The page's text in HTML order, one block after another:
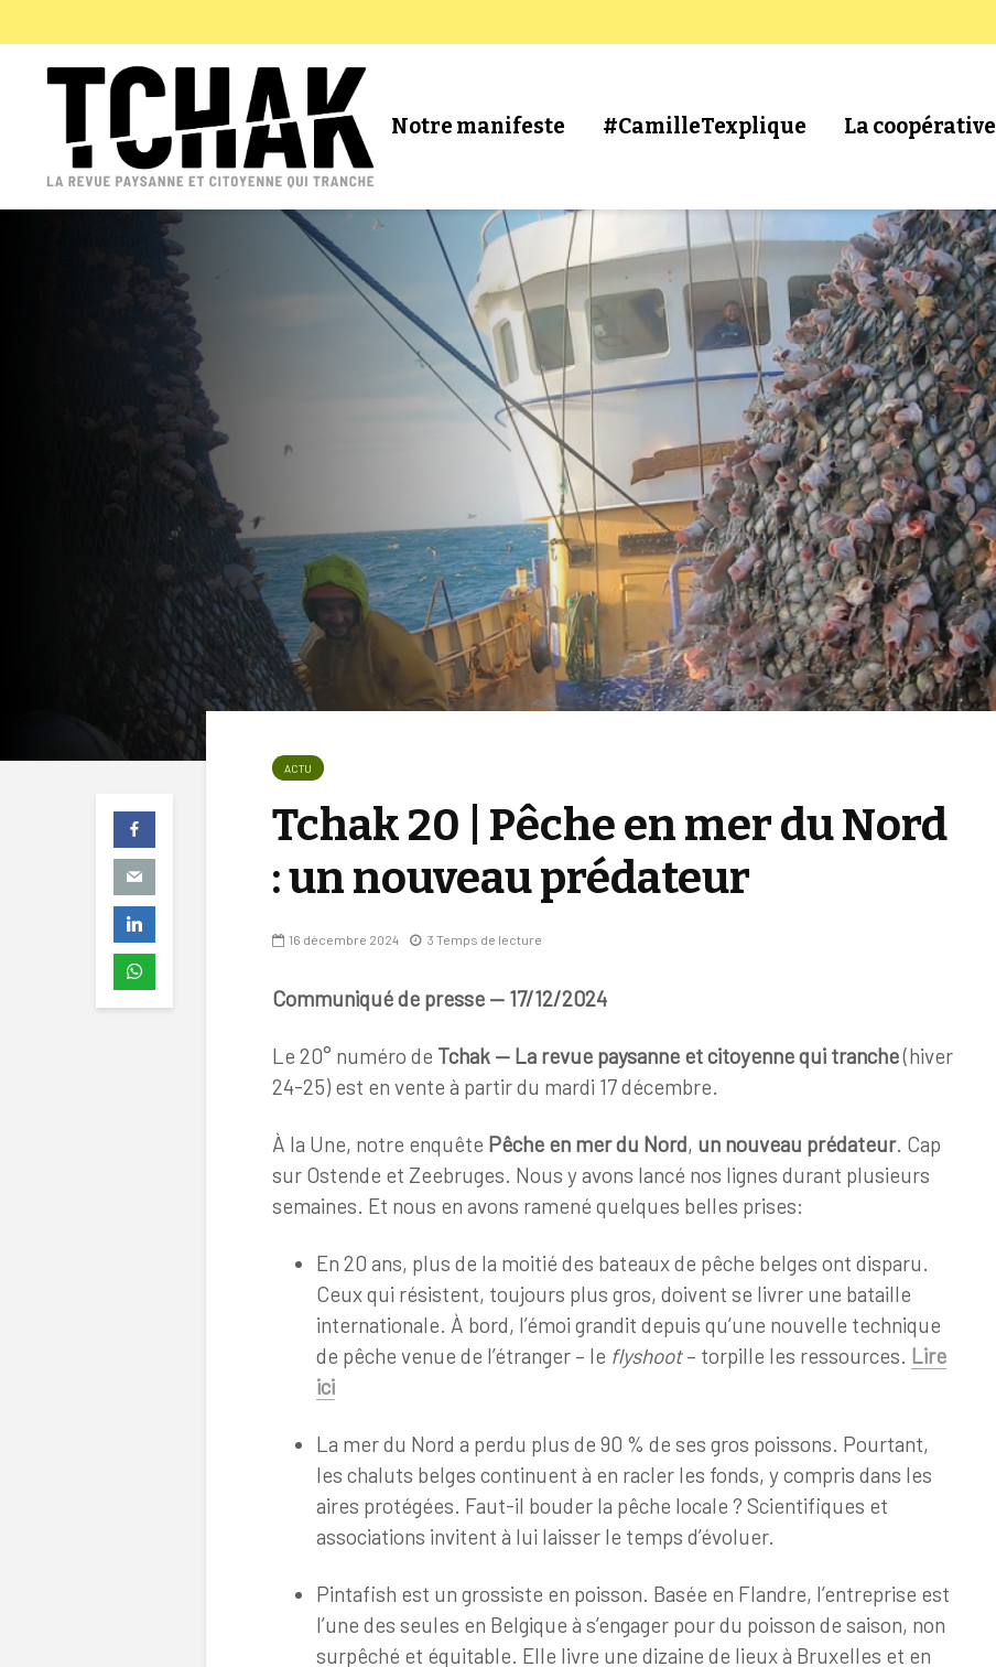
Notre manifeste #CamilleTexplique La coopérative
ACTU
Tchak 20 | Pêche en mer du Nord
: un nouveau prédateur
16 décembre 2024 3 Temps de lecture
Communiqué de presse — 17/12/2024
Le 20° numéro de Tchak — La revue paysanne et citoyenne qui tranche(hiver
24-25) est en vente à partir du mardi 17 décembre.
À la Une, notre enquête Pêche en mer du Nord, un nouveau prédateur. Cap
sur Ostende et Zeebruges. Nous y avons lancé nos lignes durant plusieurs
semaines. Et nous en avons ramené quelques belles prises:
En 20 ans, plus de la moitié des bateaux de pêche belges ont disparu.
Ceux qui résistent, toujours plus gros, doivent se livrer une bataille
internationale. À bord, l’émoi grandit depuis qu’une nouvelle technique
de pêche venue de l’étranger – le flyshoot– torpille les ressources. Lire
ici
La mer du Nord a perdu plus de 90 % de ses gros poissons. Pourtant,
les chaluts belges continuent à en racler les fonds, y compris dans les
aires protégées. Faut-il bouder la pêche locale ? Scientifiques et
associations invitent à lui laisser le temps d’évoluer.
Pintafish est un grossiste en poisson. Basée en Flandre, l’entreprise est
l’une des seules en Belgique à s’engager pour du poisson de saison, non
surpêché et équitable. Elle livre une dizaine de lieux à Bruxelles et en